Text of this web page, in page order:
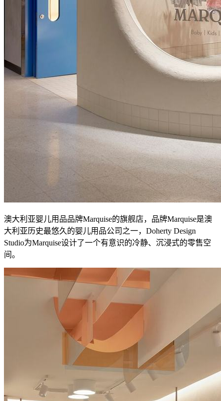
澳大利亚婴儿用品品牌Marquise的旗舰店，品牌Marquise是澳
大利亚历史最悠久的婴儿用品公司之一，Doherty Design
Studio为Marquise设计了一个有意识的冷静、沉浸式的零售空
间。